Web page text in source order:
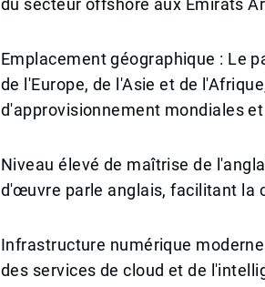
du secteur offshore aux Émirats
Emplacement géographique : Le
de l'Europe, de l'Asie et de
d'approvisionnement mondiales
Niveau élevé de maîtrise de
d'œuvre parle anglais, facilitant la
Infrastructure numérique
des services de cloud et de